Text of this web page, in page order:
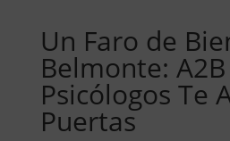
Un Faro de
Belmonte: A2B
Psicólogos Te
Puertas